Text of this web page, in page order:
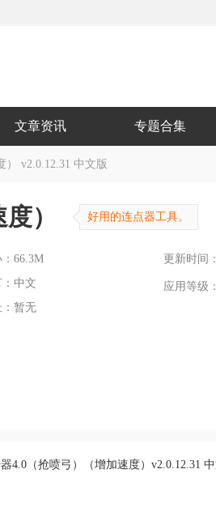
文章资讯 专题合集
v2.0.12.31 中文版
） 好用的连点器工具。
66.3M
更新时间
中文
应用等级：
暂无